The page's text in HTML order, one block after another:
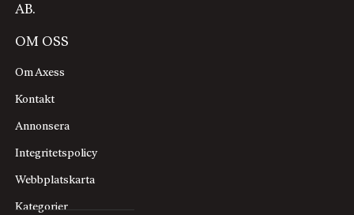
AB.
OM OSS
Om Axess
Kontakt
Annonsera
Integritetspolicy
Webbplatskarta
Kategorier